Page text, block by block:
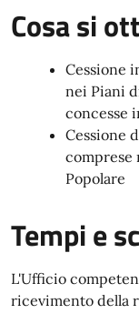
Cosa si
Cessione
nei Piani
concesse
Cessione
comprese
Popolare
Tempi e
L'Ufficio
ricevimento della